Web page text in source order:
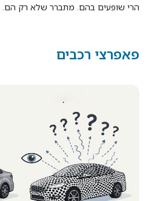
הרי שופעים בהם. מתברר שלא רק הם.
פאפרצי רכבים